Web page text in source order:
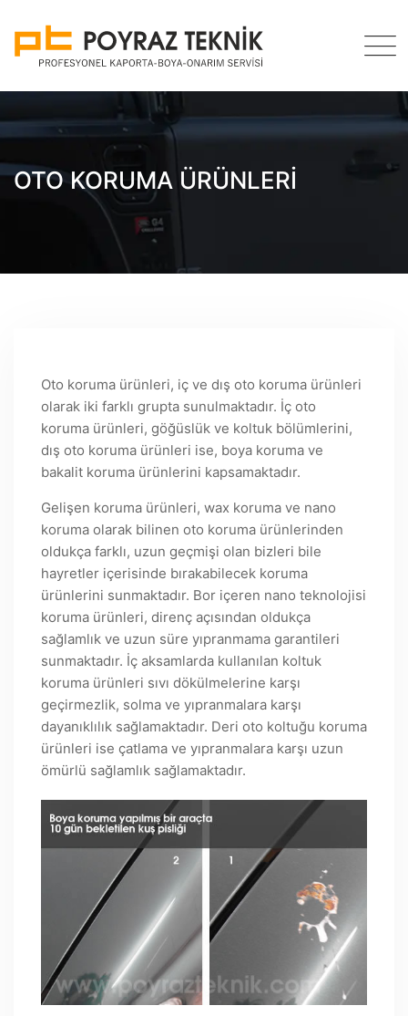
content
OTO KORUMA ÜRÜNLERI
Oto koruma ürünleri, iç ve dış oto koruma ürünleri
olarak iki farklı grupta sunulmaktadır. İç oto
koruma ürünleri, göğüslük ve koltuk bölümlerini,
dış oto koruma ürünleri ise, boya koruma ve
bakalit koruma ürünlerini kapsamaktadır.
Gelişen koruma ürünleri, wax koruma ve nano
koruma olarak bilinen oto koruma ürünlerinden
oldukça farklı, uzun geçmişi olan bizleri bile
hayretler içerisinde bırakabilecek koruma
ürünlerini sunmaktadır. Bor içeren nano teknolojisi
koruma ürünleri, direnç açısından oldukça
sağlamlık ve uzun süre yıpranmama garantileri
sunmaktadır. İç aksamlarda kullanılan koltuk
koruma ürünleri sıvı dökülmelerine karşı
geçirmezlik, solma ve yıpranmalara karşı
dayanıklılık sağlamaktadır. Deri oto koltuğu koruma
ürünleri ise çatlama ve yıpranmalara karşı uzun
ömürlü sağlamlık sağlamaktadır.